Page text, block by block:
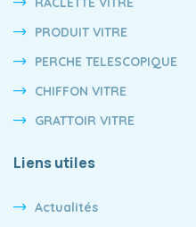
PRODUIT VITRE
PERCHE TELESCOPIQUE
CHIFFON VITRE
GRATTOIR VITRE
Liens utiles
Actualités